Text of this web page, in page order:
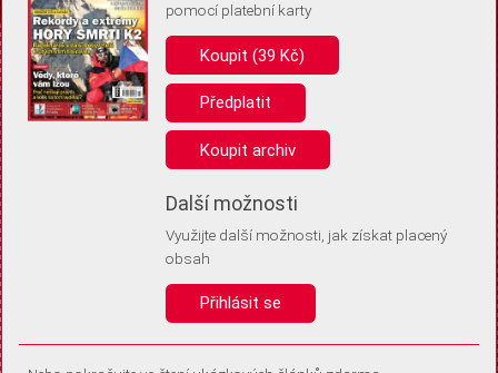
Pro základní fungování webu nepotřebujeme ukládat žádné informace
(tzv. cookies apod.). Rádi bychom vás ale požádali o souhlas s
uložením volitelných informací:
Anonymní unikátní ID
Díky němu příště poznáme, že se jedná o stejné zařízení, a
Identifikátor je zcela anonymní.
Vaše souhlasy a odmítnutí si ukládáme do vašeho zařízení, abychom se
vás už příště znovu neptali. Můžete je kdykoli později upravit ve Správě
pomocí platební karty
Koupit (39 Kč)
Předplatit
Koupit archiv
Další možnosti
Využijte další možnosti, jak získat placený
obsah
Přihlásit se